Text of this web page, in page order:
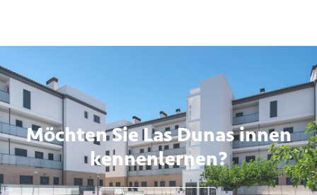
Möchten Sie Las Dunas innen
kennenlernen?